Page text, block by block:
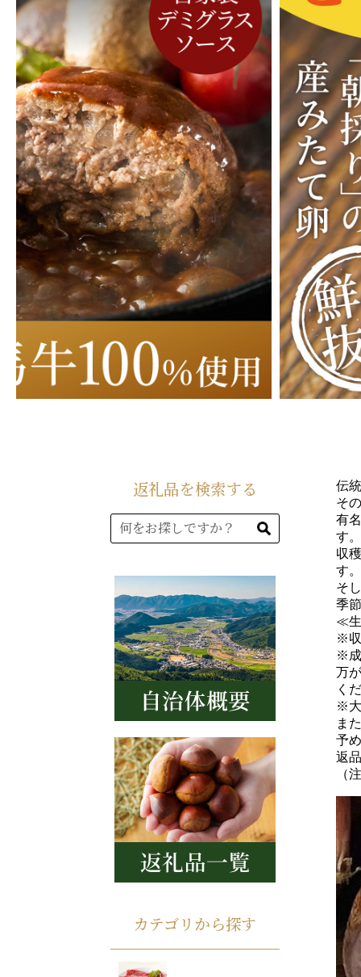
伝
そ
有
す。
収
す。
そ
季
≪
※収
※成
万
く
※大
ま
予
返
（